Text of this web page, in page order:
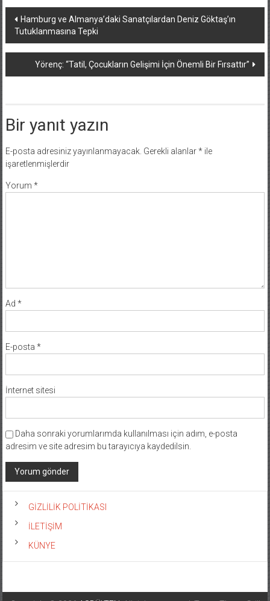
Yazı
dolaşımı
Hamburg ve Almanya’daki Sanatçılardan Deniz Göktaş’ın
Tutuklanmasına Tepki
Yörenç: “Tatil, Çocukların Gelişimi İçin Önemli Bir Fırsattır”
Bir yanıt yazın
E-posta adresiniz yayınlanmayacak. Gerekli alanlar*ile
işaretlenmişlerdir
Yorum *
Ad *
E-posta *
İnternet sitesi
Daha sonraki yorumlarımda kullanılması için adım, e-posta
adresim ve site adresim bu tarayıcıya kaydedilsin.
GİZLİLİK POLİTİKASI
İLETİŞİM
KÜNYE